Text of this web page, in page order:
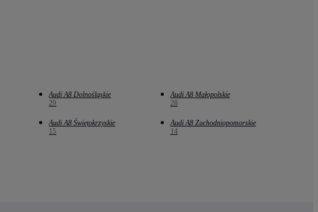
Audi A8 Dolnośląskie
29
Audi A8 Małopolskie
28
Audi A8 Świętokrzyskie
15
Audi A8 Zachodniopomorskie
14